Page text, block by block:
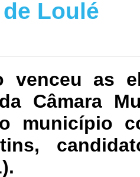
Loulé
venceu as
Câmara
município